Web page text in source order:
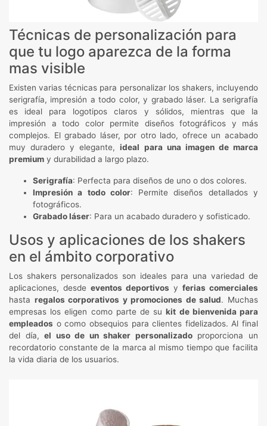
Técnicas de personalización para
que tu logo aparezca de la forma
mas visible
Existen varias técnicas para personalizar los shakers, incluyendo
serigrafía, impresión a todo color, y grabado láser. La serigrafía
es ideal para logotipos claros y sólidos, mientras que la
impresión a todo color permite diseños fotográficos y más
complejos. El grabado láser, por otro lado, ofrece un acabado
muy duradero y elegante,ideal para una imagen de marca
premium y durabilidad a largo plazo.
Serigrafía: Perfecta para diseños de uno o dos colores.
Impresión a todo color: Permite diseños detallados y
fotográficos.
Grabado láser: Para un acabado duradero y sofisticado.
Usos y aplicaciones de los shakers
en el ámbito corporativo
Los shakers personalizados son ideales para una variedad de
aplicaciones, desde eventos deportivos y ferias comerciales
hasta regalos corporativos y promociones de salud. Muchas
empresas los eligen como parte de sukit de bienvenida para
empleados o como obsequios para clientes fidelizados. Al final
del día,el uso de un shaker personalizadoproporciona un
recordatorio constante de la marca al mismo tiempo que facilita
la vida diaria de los usuarios.